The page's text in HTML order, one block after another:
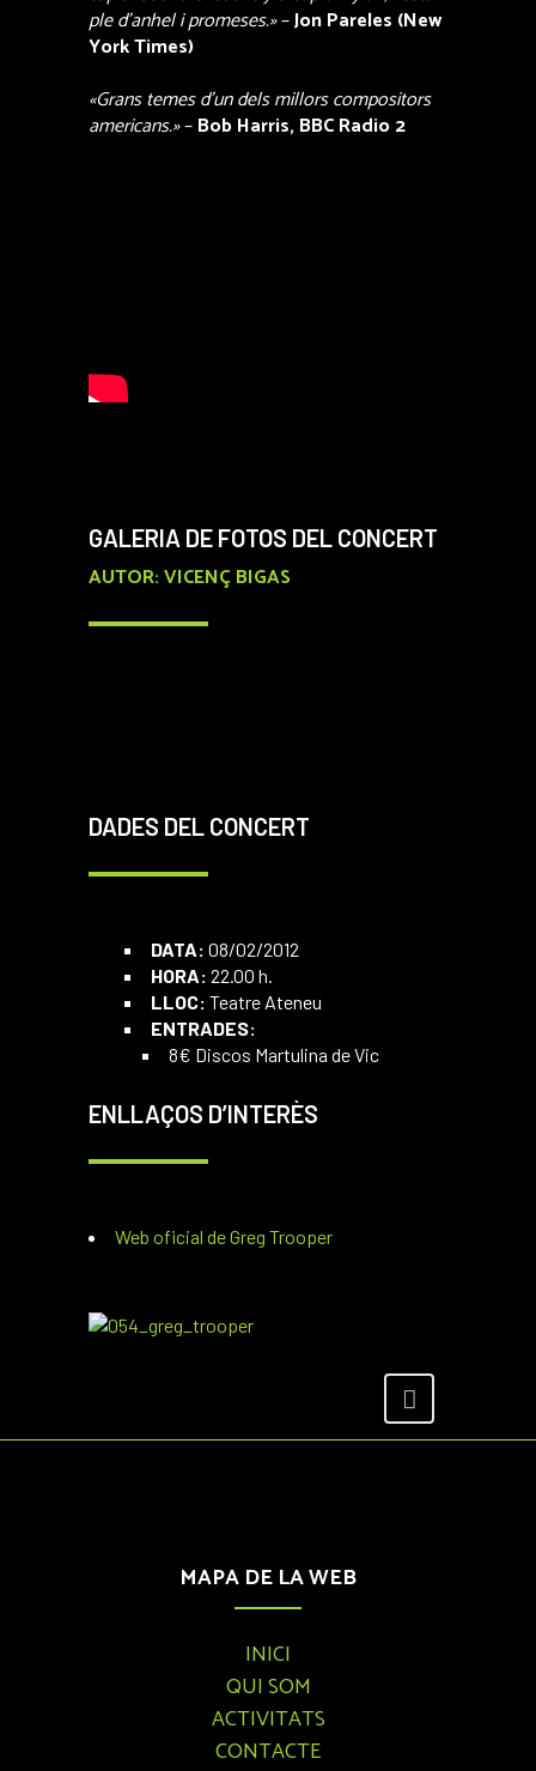
ple d’anhel i promeses.»–Jon Pareles (New
York Times)
«Grans temes d’un dels millors compositors
americans.»–Bob Harris, BBC Radio 2
GALERIA DE FOTOS DEL CONCERT
AUTOR: VICENÇ BIGAS
DADES DEL CONCERT
DATA: 08/02/2012
HORA: 22.00 h.
LLOC: Teatre Ateneu
ENTRADES:
8€ Discos Martulina de Vic
ENLLAÇOS D’INTERÈS
Web oficial de Greg Trooper
MAPA DE LA WEB
INICI
QUI SOM
ACTIVITATS
CONTACTE